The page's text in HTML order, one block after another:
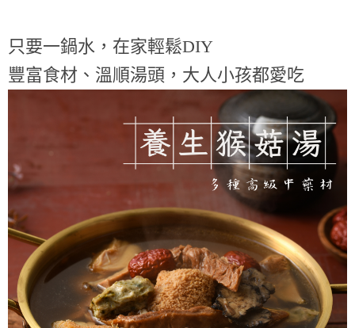
只要一鍋水，在家輕鬆DIY
豐富食材、溫順湯頭，大人小孩都愛吃